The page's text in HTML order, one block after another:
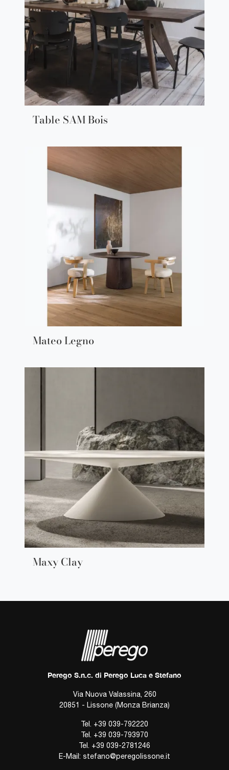
Table SAM Bois
Mateo Legno
Maxy Clay
Perego S.n.c. di Perego Luca e Stefano
Via Nuova Valassina, 260
20851 - Lissone (Monza Brianza)
Tel. +39 039-792220
Tel. +39 039-793970
Tel. +39 039-2781246
E-Mail: stefano@peregolissone.it